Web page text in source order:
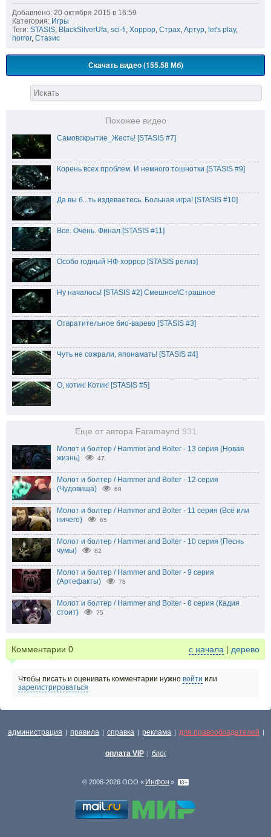
Добавлено: 20 октября 2015 в 16:59
Категория: Игры
Теги: STASIS, BlackSilverUfa, sci-fi, Хоррор, Страх, Артур, let's play,
horror, Стазис
Скачать видео (155.58 Мб)
Похожее видео
Самовскрытие_Жесть! [STASIS #7]
Корень всех проблем. И немного тошнотки [STASIS #9]
Да вы б...ть издеваетесь. Больная игра! [STASIS #10]
Все. Очень. Финал.[STASIS #11]
Особо годный НФ-хоррор [STASIS релиз]
Ну началось! [STASIS #2] Смешное\Страшное
Отвратительное био-варево [STASIS #3]
Чуть не сожрали, японамать! [STASIS #4]
О, котик! Котик! [STASIS #5]
Еще от автора Faramaynd 931
Молот и болтер / Hammer and Bolter - 13 серия (Новая
жизнь)
47
Молот и болтер / Hammer and Bolter - 12 серия
(Чудовища)
68
Молот и болтер / Hammer and Bolter - 11 серия (Всё или
ничего)
65
Молот и болтер / Hammer and Bolter - 10 серия (Песнь
чумы)
82
Молот и болтер / Hammer and Bolter - 9 серия
(Артефакты)
78
Молот и болтер / Hammer and Bolter - 8 серия (Кадия
стоит)
75
Комментарии 0 с начала | дерево
Чтобы писать и оценивать комментарии нужно войти или
зарегистрироваться
администрация | правила | справка | реклама | для правообладателей |
оплата VIP | блог
© 2008-2026 ООО « Инфон »